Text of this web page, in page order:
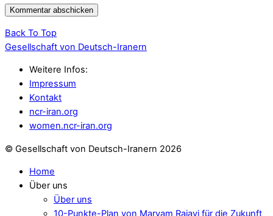
Back To Top
Gesellschaft von Deutsch-Iranern
Weitere Infos:
Impressum
Kontakt
ncr-iran.org
women.ncr-iran.org
© Gesellschaft von Deutsch-Iranern 2026
Home
Über uns
Über uns
10-Punkte-Plan von Maryam Rajavi für die Zukunft